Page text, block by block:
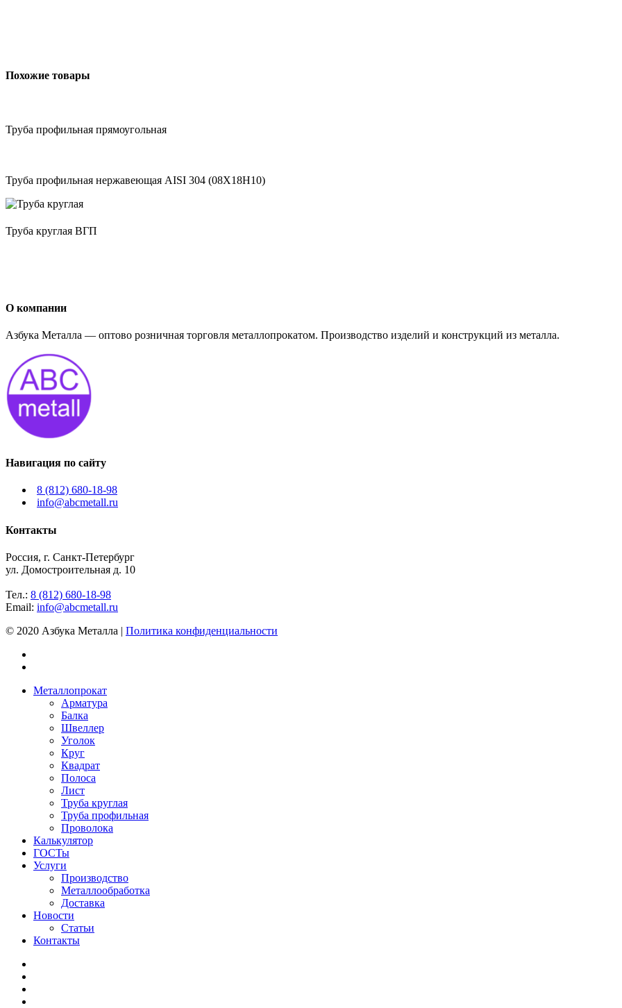
Похожие товары
Труба профильная прямоугольная
Труба профильная нержавеющая AISI 304 (08Х18Н10)
Труба круглая ВГП
О компании
Азбука Металла — оптово розничная торговля металлопрокатом. Производство изделий и конструкций из металла.
Навигация по сайту
8 (812) 680-18-98
info@abcmetall.ru
Контакты
Россия, г. Санкт-Петербург
ул. Домостроительная д. 10
Тел.: 8 (812) 680-18-98
Email: info@abcmetall.ru
© 2020 Азбука Металла | Политика конфиденциальности
Металлопрокат
Арматура
Балка
Швеллер
Уголок
Круг
Квадрат
Полоса
Лист
Труба круглая
Труба профильная
Проволока
Калькулятор
ГОСТы
Услуги
Производство
Металлообработка
Доставка
Новости
Статьи
Контакты